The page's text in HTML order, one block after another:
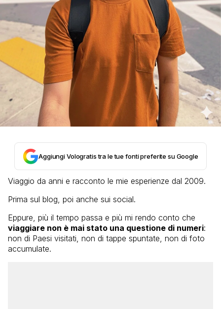
Aggiungi Vologratis tra le tue fonti preferite su Google
Viaggio da anni e racconto le mie esperienze dal 2009.
Prima sul blog, poi anche sui social.
Eppure, più il tempo passa e più mi rendo conto che
viaggiare non è mai stato una questione di numeri:
non di Paesi visitati, non di tappe spuntate, non di foto
accumulate.